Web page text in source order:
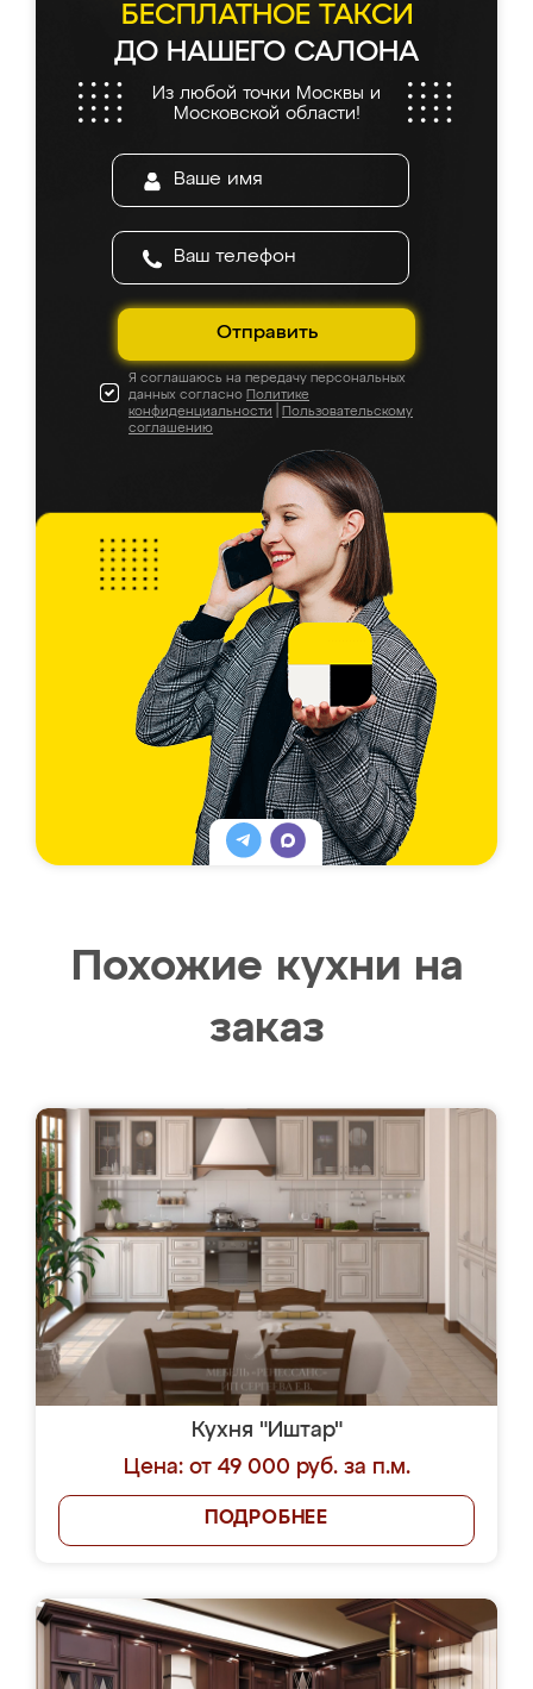
БЕСПЛАТНОЕ ТАКСИ
ДО НАШЕГО САЛОНА
Из любой точки Москвы и
Московской области!
Отправить
Я соглашаюсь на передачу персональных
данных согласно Политике
конфиденциальности
Пользовательскому
соглашению
Похожие кухни на
заказ
Кухня "Иштар"
Цена: от 49 000 руб. за п.м.
ПОДРОБНЕЕ